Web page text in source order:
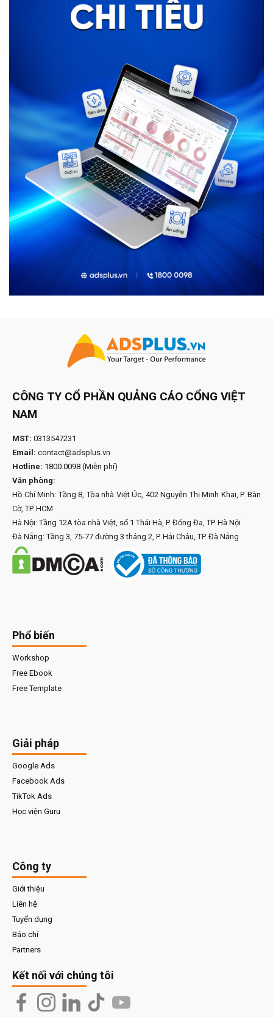
CÔNG TY CỔ PHẦN QUẢNG CÁO CỔNG VIỆT
NAM
MST: 0313547231
Email: contact@adsplus.vn
Hotline: 1800.0098 (Miễn phí)
Văn phòng:
Hồ Chí Minh: Tầng 8, Tòa nhà Việt Úc, 402 Nguyễn Thị Minh Khai, P. Bàn
Cờ, TP. HCM
Hà Nội: Tầng 12A tòa nhà Việt, số 1 Thái Hà, P. Đống Đa, TP. Hà Nội
Đà Nẵng: Tầng 3, 75-77 đường 3 tháng 2, P. Hải Châu, TP. Đà Nẵng
Phổ biến
Workshop
Free Ebook
Free Template
Giải pháp
Google Ads
Facebook Ads
TikTok Ads
Học viện Guru
Công ty
Giới thiệu
Liên hệ
Tuyển dụng
Báo chí
Partners
Kết nối với chúng tôi